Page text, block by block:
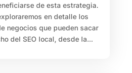
de esta estrategia.
en detalle los
negocios que pueden sacar
del SEO local, desde la...